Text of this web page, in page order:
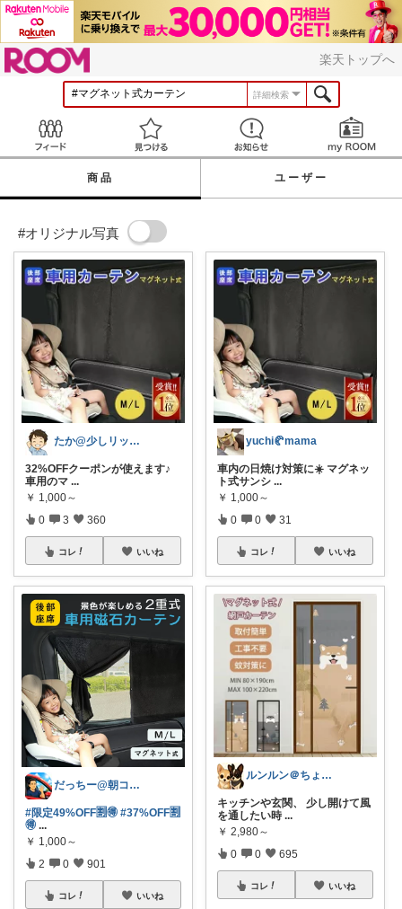
楽天トップへ
詳細検索
見つける お知らせ
商品 ユーザー
#オリジナル写真
たか@少しリッチな生活がしたいパパ
32%OFFクーポンが使えます♪
車用のマ ...
￥ 1,000～
0 3 360
コレ いいね
だっちー@朝コレ5時🚗カー用品探求家
#限定49%OFF🈹🉐 #37%OFF🈹
🉐 ...
￥ 1,000～
2 0 901
コレ いいね
yuchi🥐mama
車内の日焼け対策に☀️ マグネッ
ト式サンシ ...
￥ 1,000～
0 0 31
コレ いいね
ルンルン＠ちょいラク暮らし
キッチンや玄関、 少し開けて風
を通したい時 ...
￥ 2,980～
0 0 695
コレ いいね